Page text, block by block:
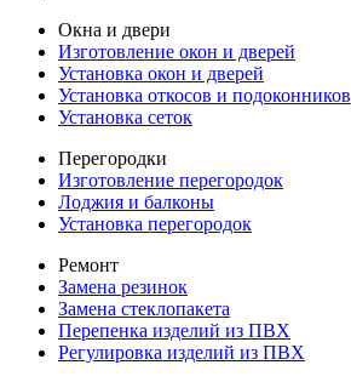
Окна и двери
Изготовление окон и дверей
Установка окон и дверей
Установка откосов и подоконников
Установка сеток
Перегородки
Изготовление перегородок
Лоджия и балконы
Установка перегородок
Ремонт
Замена резинок
Замена стеклопакета
Перепенка изделий из ПВХ
Регулировка изделий из ПВХ